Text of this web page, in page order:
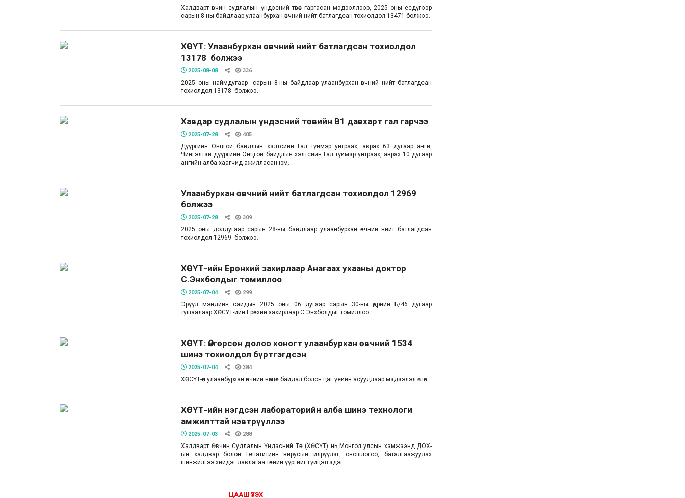
Халдварт өвчин судлалын үндэсний төвөөс гаргасан мэдээллээр, 2025 оны есдүгээр
сарын 8-ны байдлаар улаанбурхан өвчний нийт батлагдсан тохиолдол 13471 болжээ.
ХӨСҮТ: Улаанбурхан өвчний нийт батлагдсан тохиолдол
13178 болжээ
2025-08-08 336
2025 оны наймдугаар сарын 8-ны байдлаар улаанбурхан өвчний нийт батлагдсан
тохиолдол 13178 болжээ.
Хавдар судлалын үндэсний төвийн В1 давхарт гал гарчээ
2025-07-28 405
Дүүргийн Онцгой байдлын хэлтсийн Гал түймэр унтраах, аврах 63 дугаар анги,
Чингэлтэй дүүргийн Онцгой байдлын хэлтсийн Гал түймэр унтраах, аврах 10 дугаар
ангийн алба хаагчид ажилласан юм.
Улаанбурхан өвчний нийт батлагдсан тохиолдол 12969
болжээ
2025-07-28 309
2025 оны долдугаар сарын 28-ны байдлаар улаанбурхан өвчний нийт батлагдсан
тохиолдол 12969 болжээ.
ХӨСҮТ-ийн Ерөнхий захирлаар Анагаах ухааны доктор
С.Энхболдыг томиллоо
2025-07-04 299
Эрүүл мэндийн сайдын 2025 оны 06 дугаар сарын 30-ны өдрийн Б/46 дугаар
тушаалаар ХӨСҮТ-ийн Ерөнхий захирлаар С.Энхболдыг томиллоо.
ХӨСҮТ: Өнгөрсөн долоо хоногт улаанбурхан өвчний 1534
шинэ тохиолдол бүртгэгдсэн
2025-07-04 384
ХӨСҮТ-өөс улаанбурхан өвчний нөхцөл байдал болон цаг үеийн асуудлаар мэдээлэл өглөө.
ХӨСҮТ-ийн нэгдсэн лабораторийн алба шинэ технологи
амжилттай нэвтрүүллээ
2025-07-03 288
Халдварт Өвчин Судлалын Үндэсний Төв (ХӨСҮТ) нь Монгол улсын хэмжээнд ДОХ-
ын халдвар болон Гепатитийн вирусын илрүүлэг, оношлогоо, баталгаажуулах
шинжилгээ хийдэг лавлагаа төвийн үүргийг гүйцэтгэдэг.
ЦААШ ҮЗЭХ